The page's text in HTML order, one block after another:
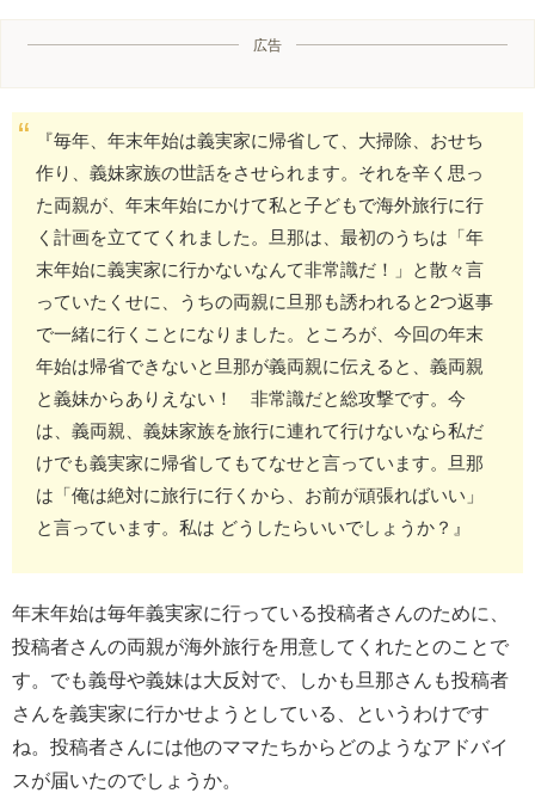
広告
『毎年、年末年始は義実家に帰省して、大掃除、おせち
作り、義妹家族の世話をさせられます。それを辛く思っ
た両親が、年末年始にかけて私と子どもで海外旅行に行
く計画を立ててくれました。旦那は、最初のうちは「年
末年始に義実家に行かないなんて非常識だ！」と散々言
っていたくせに、うちの両親に旦那も誘われると2つ返事
で一緒に行くことになりました。ところが、今回の年末
年始は帰省できないと旦那が義両親に伝えると、義両親
と義妹からありえない！ 非常識だと総攻撃です。今
は、義両親、義妹家族を旅行に連れて行けないなら私だ
けでも義実家に帰省してもてなせと言っています。旦那
は「俺は絶対に旅行に行くから、お前が頑張ればいい」
と言っています。私は どうしたらいいでしょうか？』
年末年始は毎年義実家に行っている投稿者さんのために、
投稿者さんの両親が海外旅行を用意してくれたとのことで
す。でも義母や義妹は大反対で、しかも旦那さんも投稿者
さんを義実家に行かせようとしている、というわけです
ね。投稿者さんには他のママたちからどのようなアドバイ
スが届いたのでしょうか。